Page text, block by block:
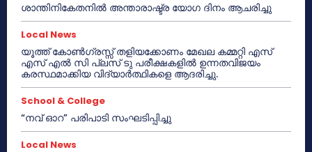
ശാന്തിനികേതനിൽ അന്താരാഷ്ട്ര യോഗ ദിനം ആചരിച്ചു
Local News
യൂത്ത് കോൺഗ്രസ്സ് തളിയക്കോണം മേഖല കമ്മറ്റി എസ്
എസ് എൽ സി പ്ലസ് ടു പരീക്ഷകളിൽ ഉന്നതവിജയം
കരസ്ഥമാക്കിയ വിദ്യാർത്ഥികളെ ആദരിച്ചു.
School & College
“നവ് ഓറ” പരിപാടി സംഘടിപ്പിച്ചു
Local News